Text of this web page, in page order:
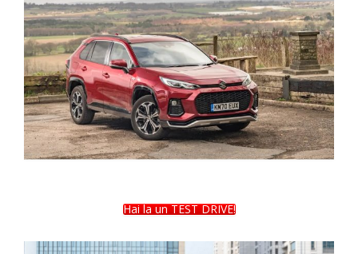
Hai la un TEST DRIVE!